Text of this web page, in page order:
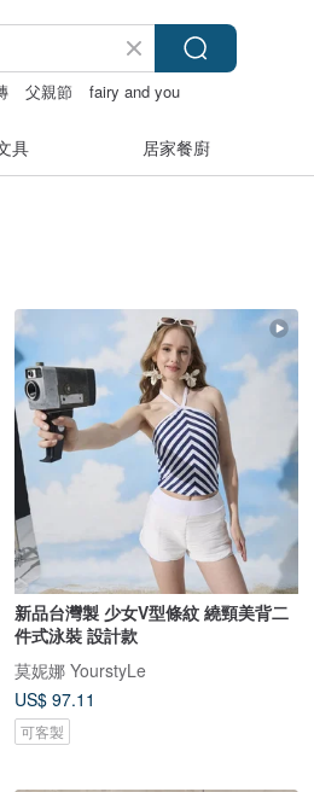
父親節
fairy and you
具 居家餐廚
新品台灣製 少女V型條紋 繞頸美背二
件式泳裝 設計款
莫妮娜 YourstyLe
US$ 97.11
可客製